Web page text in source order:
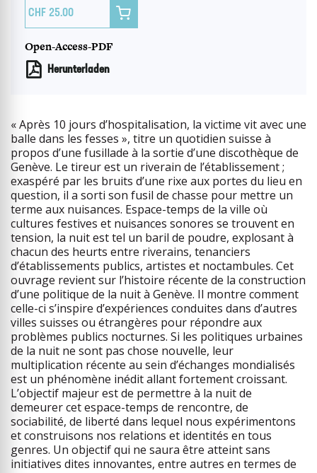
25.00 
Open-Access-PDF
Herunterladen
« Après 10 jours d’hospitalisation, la victime vit avec une
balle dans les fesses », titre un quotidien suisse à
propos d’une fusillade à la sortie d’une discothèque de
Genève. Le tireur est un riverain de l’établissement ;
exaspéré par les bruits d’une rixe aux portes du lieu en
question, il a sorti son fusil de chasse pour mettre un
terme aux nuisances. Espace-temps de la ville où
cultures festives et nuisances sonores se trouvent en
tension, la nuit est tel un baril de poudre, explosant à
chacun des heurts entre riverains, tenanciers
d’établissements publics, artistes et noctambules. Cet
ouvrage revient sur l’histoire récente de la construction
d’une politique de la nuit à Genève. Il montre comment
celle-ci s’inspire d’expériences conduites dans d’autres
villes suisses ou étrangères pour répondre aux
problèmes publics nocturnes. Si les politiques urbaines
de la nuit ne sont pas chose nouvelle, leur
multiplication récente au sein d’échanges mondialisés
est un phénomène inédit allant fortement croissant.
L’objectif majeur est de permettre à la nuit de
demeurer cet espace-temps de rencontre, de
sociabilité, de liberté dans lequel nous expérimentons
et construisons nos relations et identités en tous
genres. Un objectif qui ne saura être atteint sans
initiatives dites innovantes, entre autres en termes de